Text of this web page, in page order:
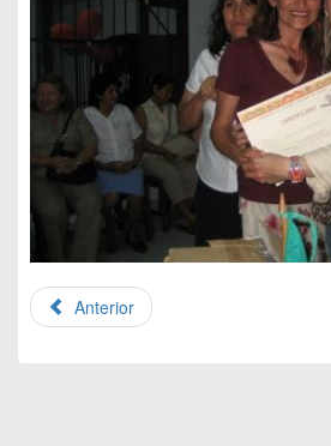
Anterior